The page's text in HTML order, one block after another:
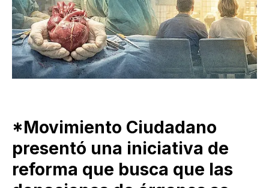
*Movimiento Ciudadano
presentó una iniciativa de
reforma que busca que las